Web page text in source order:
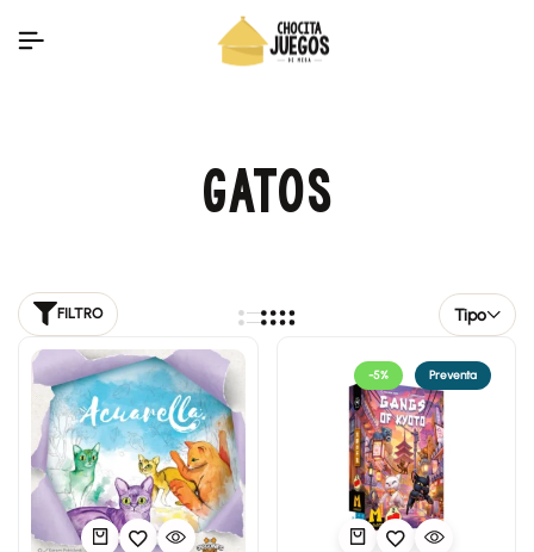
GATOS
FILTRO Tipo
-5% Preventa